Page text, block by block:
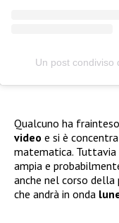
Un post condiviso
Qualcuno ha
video e si è
matematica. Tuttavia
ampia e
anche nel corso della
che andrà in onda